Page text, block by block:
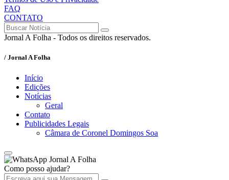
FAQ
CONTATO
Jornal A Folha - Todos os direitos reservados.
/ Jornal A Folha
Início
Edições
Notícias
Geral
Contato
Publicidades Legais
Câmara de Coronel Domingos Soa
Jornal A Folha
Como posso ajudar?